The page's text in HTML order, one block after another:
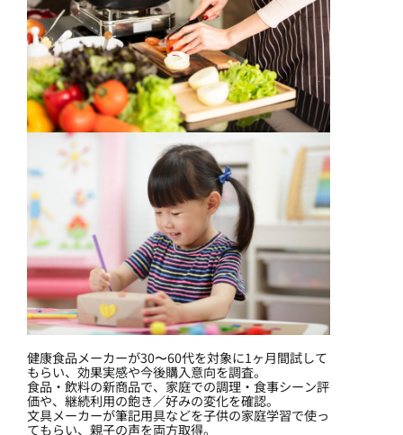
健康食品メーカーが30〜60代を対象に1ヶ月間試して
もらい、効果実感や今後購入意向を調査。
食品・飲料の新商品で、家庭での調理・食事シーン評
価や、継続利用の飽き／好みの変化を確認。
文具メーカーが筆記用具などを子供の家庭学習で使っ
てもらい、親子の声を両方取得。